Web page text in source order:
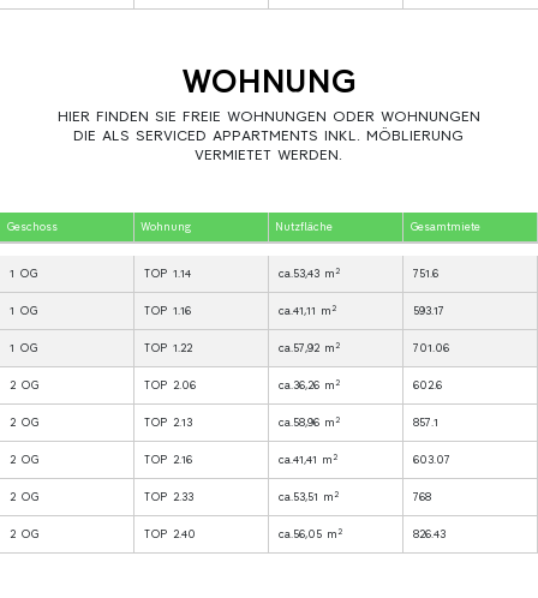
WOHNUNG
HIER FINDEN SIE FREIE WOHNUNGEN ODER WOHNUNGEN
DIE ALS SERVICED APPARTMENTS INKL. MÖBLIERUNG
VERMIETET WERDEN.
Geschoss Wohnung Nutzfläche Gesamtmiete
1 OG TOP 1.14 ca.53,43 m 2 751.6
1 OG TOP 1.16 ca.41,11 m 2 593.17
1 OG TOP 1.22 ca.57,92 m 2 701.06
2 OG TOP 2.06 ca.36,26 m 2 602.6
2 OG TOP 2.13 ca.58,96 m 2 857.1
2 OG TOP 2.16 ca.41,41 m 2 603.07
2 OG TOP 2.33 ca.53,51 m 2 768
2 OG TOP 2.40 ca.56,05 m 2 826.43